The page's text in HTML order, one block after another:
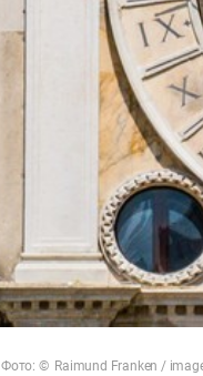
Фото: © Raimund Franken /